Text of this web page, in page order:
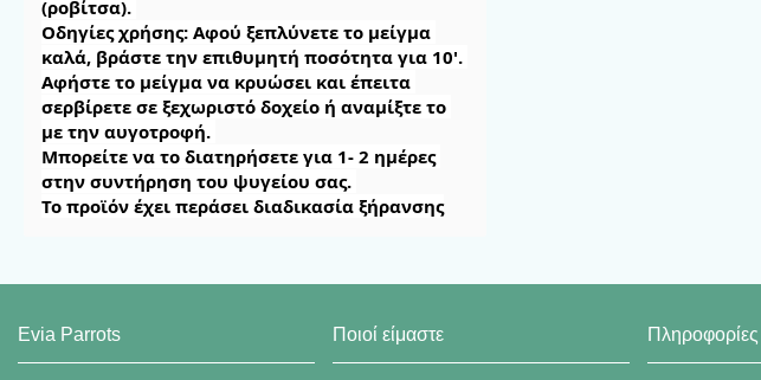
(ροβίτσα).
Οδηγίες χρήσης: Αφού ξεπλύνετε το μείγμα
καλά, βράστε την επιθυμητή ποσότητα για 10'.
Αφήστε το μείγμα να κρυώσει και έπειτα
σερβίρετε σε ξεχωριστό δοχείο ή αναμίξτε το
με την αυγοτροφή.
Μπορείτε να το διατηρήσετε για 1- 2 ημέρες
στην συντήρηση του ψυγείου σας.
Το προϊόν έχει περάσει διαδικασία ξήρανσης
Evia Parrots Ποιοί είμαστε Πληροφορίες